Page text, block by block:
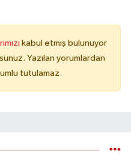
kabul etmiş bulunuyor
Yazılan yorumlardan
tutulamaz.